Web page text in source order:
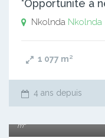
Nkolnda Nkolnda
1 077 m²
4 ans depuis
m²